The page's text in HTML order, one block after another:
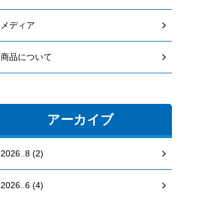
メディア
商品について
アーカイブ
2026..8 (2)
2026..6 (4)